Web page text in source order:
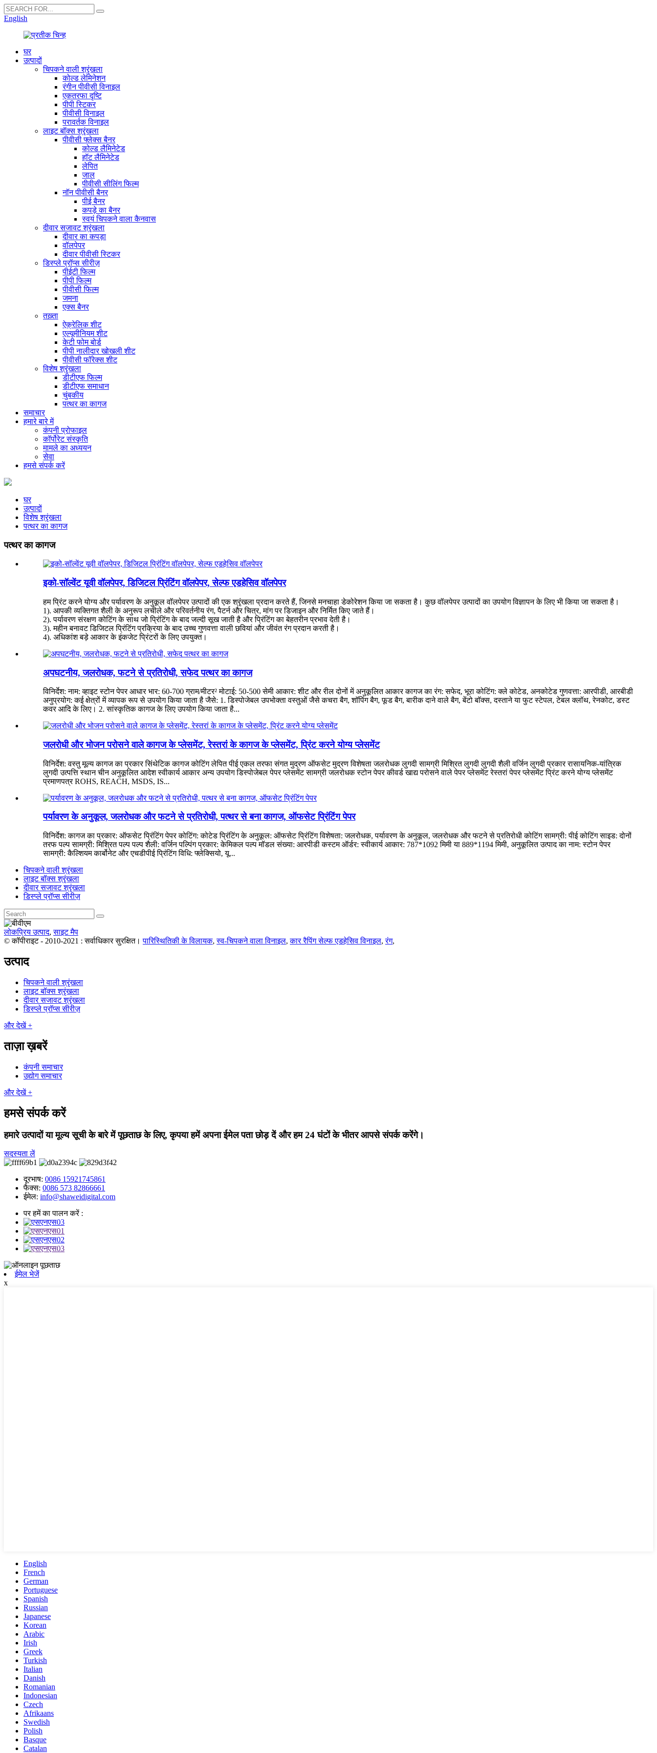
English
घर
उत्पादों
चिपकने वाली श्रृंखला
कोल्ड लेमिनेशन
रंगीन पीवीसी विनाइल
एकतरफा दृष्टि
पीपी स्टिकर
पीवीसी विनाइल
परावर्तक विनाइल
लाइट बॉक्स श्रृंखला
पीवीसी फ्लेक्स बैनर
कोल्ड लैमिनेटेड
हॉट लैमिनेटेड
लेपित
जाल
पीवीसी सीलिंग फिल्म
नॉन पीवीसी बैनर
पीई बैनर
कपड़े का बैनर
स्वयं चिपकने वाला कैनवास
दीवार सजावट श्रृंखला
दीवार का कपड़ा
वॉलपेपर
दीवार पीवीसी स्टिकर
डिस्प्ले प्रॉप्स सीरीज़
पीईटी फिल्म
पीपी फिल्म
पीवीसी फिल्म
जमना
एक्स बैनर
तख़्ता
ऐक्रेलिक शीट
एल्यूमीनियम शीट
केटी फोम बोर्ड
पीपी नालीदार खोखली शीट
पीवीसी फॉरेक्स शीट
विशेष श्रृंखला
डीटीएफ फिल्म
डीटीएफ समाधान
चुंबकीय
पत्थर का कागज
समाचार
हमारे बारे में
कंपनी प्रोफाइल
कॉर्पोरेट संस्कृति
मामले का अध्ययन
सेवा
हमसे संपर्क करें
घर
उत्पादों
विशेष श्रृंखला
पत्थर का कागज
पत्थर का कागज
इको-सॉल्वेंट यूवी वॉलपेपर, डिजिटल प्रिंटिंग वॉलपेपर, सेल्फ एडहेसिव वॉलपेपर
हम प्रिंट करने योग्य और पर्यावरण के अनुकूल वॉलपेपर उत्पादों की एक श्रृंखला प्रदान करते हैं, जिनसे मनचाहा डेकोरेशन किया जा सकता है। कुछ वॉलपेपर उत्पादों का उपयोग विज्ञापन के लिए भी किया जा सकता है।
1). आपकी व्यक्तिगत शैली के अनुरूप लचीले और परिवर्तनीय रंग, पैटर्न और चित्र, मांग पर डिजाइन और निर्मित किए जाते हैं।
2). पर्यावरण संरक्षण कोटिंग के साथ जो प्रिंटिंग के बाद जल्दी सूख जाती है और प्रिंटिंग का बेहतरीन प्रभाव देती है।
3). महीन बनावट डिजिटल प्रिंटिंग प्रक्रिया के बाद उच्च गुणवत्ता वाली छवियां और जीवंत रंग प्रदान करती है।
4). अधिकांश बड़े आकार के इंकजेट प्रिंटरों के लिए उपयुक्त।
अपघटनीय, जलरोधक, फटने से प्रतिरोधी, सफेद पत्थर का कागज
विनिर्देश: नाम: व्हाइट स्टोन पेपर आधार भार: 60-700 ग्राम/मीटर² मोटाई: 50-500 सेमी आकार: शीट और रील दोनों में अनुकूलित आकार कागज का रंग: सफेद, भूरा कोटिंग: क्ले कोटेड, अनकोटेड गुणवत्ता: आरपीडी, आरबीडी
अनुप्रयोग: कई क्षेत्रों में व्यापक रूप से उपयोग किया जाता है जैसे: 1. डिस्पोजेबल उपभोक्ता वस्तुओं जैसे कचरा बैग, शॉपिंग बैग, फूड बैग, बारीक दाने वाले बैग, बेंटो बॉक्स, दस्ताने या फुट स्टेपल, टेबल क्लॉथ, रेनकोट, डस्ट
कवर आदि के लिए। 2. सांस्कृतिक कागज के लिए उपयोग किया जाता है...
जलरोधी और भोजन परोसने वाले कागज के प्लेसमेंट, रेस्तरां के कागज के प्लेसमेंट, प्रिंट करने योग्य प्लेसमेंट
विनिर्देश: वस्तु मूल्य कागज का प्रकार सिंथेटिक कागज कोटिंग लेपित पीई एकल तरफा संगत मुद्रण ऑफसेट मुद्रण विशेषता जलरोधक लुगदी सामग्री मिश्रित लुगदी लुगदी शैली वर्जिन लुगदी प्रकार रासायनिक-यांत्रिक
लुगदी उत्पत्ति स्थान चीन अनुकूलित आदेश स्वीकार्य आकार अन्य उपयोग डिस्पोजेबल पेपर प्लेसमेंट सामग्री जलरोधक स्टोन पेपर कीवर्ड खाद्य परोसने वाले पेपर प्लेसमेंट रेस्तरां पेपर प्लेसमेंट प्रिंट करने योग्य प्लेसमेंट
प्रमाणपत्र ROHS, REACH, MSDS, IS...
पर्यावरण के अनुकूल, जलरोधक और फटने से प्रतिरोधी, पत्थर से बना कागज, ऑफसेट प्रिंटिंग पेपर
विनिर्देश: कागज का प्रकार: ऑफसेट प्रिंटिंग पेपर कोटिंग: कोटेड प्रिंटिंग के अनुकूल: ऑफसेट प्रिंटिंग विशेषता: जलरोधक, पर्यावरण के अनुकूल, जलरोधक और फटने से प्रतिरोधी कोटिंग सामग्री: पीई कोटिंग साइड: दोनों
तरफ पल्प सामग्री: मिश्रित पल्प पल्प शैली: वर्जिन पल्पिंग प्रकार: केमिकल पल्प मॉडल संख्या: आरपीडी कस्टम ऑर्डर: स्वीकार्य आकार: 787*1092 मिमी या 889*1194 मिमी, अनुकूलित उत्पाद का नाम: स्टोन पेपर
सामग्री: कैल्शियम कार्बोनेट और एचडीपीई प्रिंटिंग विधि: फ्लेक्सियो, यू...
चिपकने वाली श्रृंखला
लाइट बॉक्स श्रृंखला
दीवार सजावट श्रृंखला
डिस्प्ले प्रॉप्स सीरीज़
लोकप्रिय उत्पाद,साइट मैप
© कॉपीराइट - 2010-2021 : सर्वाधिकार सुरक्षित। पारिस्थितिकी के विलायक,स्व-चिपकने वाला विनाइल,कार रैपिंग सेल्फ एडहेसिव विनाइल,रंग,
उत्पाद
चिपकने वाली श्रृंखला
लाइट बॉक्स श्रृंखला
दीवार सजावट श्रृंखला
डिस्प्ले प्रॉप्स सीरीज़
और देखें +
ताज़ा ख़बरें
कंपनी समाचार
उद्योग समाचार
और देखें +
हमसे संपर्क करें
हमारे उत्पादों या मूल्य सूची के बारे में पूछताछ के लिए, कृपया हमें अपना ईमेल पता छोड़ दें और हम 24 घंटों के भीतर आपसे संपर्क करेंगे।
सदस्यता लें
दूरभाष: 0086 15921745861
फैक्स: 0086 573 82866661
ईमेल: info@shaweidigital.com
पर हमें का पालन करें :
ईमेल भेजें
x
English
French
German
Portuguese
Spanish
Russian
Japanese
Korean
Arabic
Irish
Greek
Turkish
Italian
Danish
Romanian
Indonesian
Czech
Afrikaans
Swedish
Polish
Basque
Catalan